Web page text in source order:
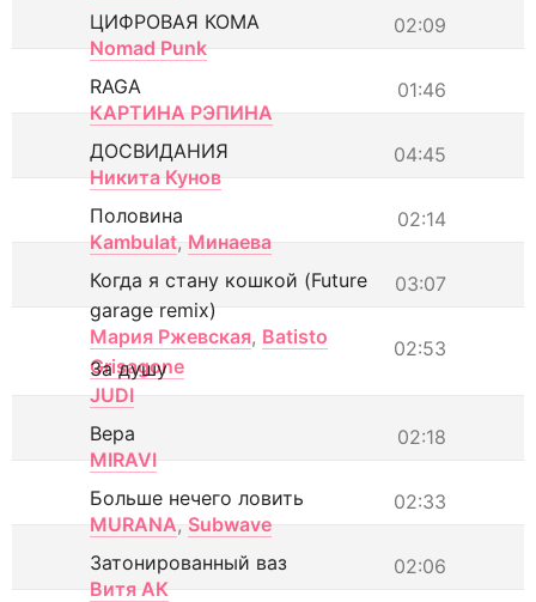
02:09
ЦИФРОВАЯ КОМА
Nomad Punk
01:46
RAGA
КАРТИНА РЭПИНА
04:45
ДОСВИДАНИЯ
Никита Кунов
02:14
Половина
Kambulat, Минаева
03:07
Когда я стану кошкой (Future
garage remix)
Мария Ржевская, Batisto
Grisagone
02:53
За душу
JUDI
02:18
Вера
MIRAVI
02:33
Больше нечего ловить
MURANA, Subwave
02:06
Затонированный ваз
Витя АК